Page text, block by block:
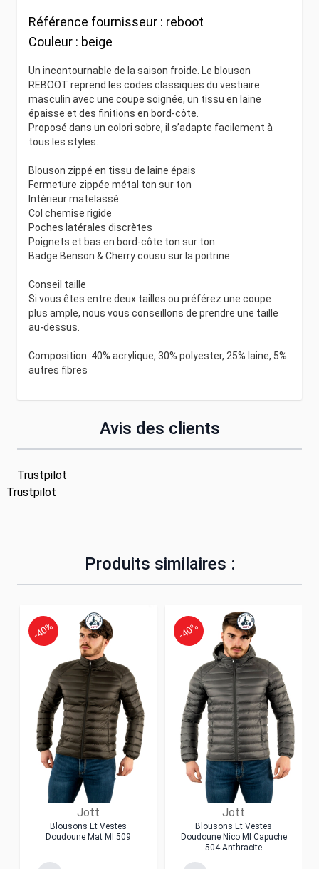
Référence fournisseur : reboot
Couleur : beige
Un incontournable de la saison froide. Le blouson
REBOOT reprend les codes classiques du vestiaire
masculin avec une coupe soignée, un tissu en laine
épaisse et des finitions en bord-côte.
Proposé dans un colori sobre, il s’adapte facilement à
tous les styles.
Blouson zippé en tissu de laine épais
Fermeture zippée métal ton sur ton
Intérieur matelassé
Col chemise rigide
Poches latérales discrètes
Poignets et bas en bord-côte ton sur ton
Badge Benson & Cherry cousu sur la poitrine
Conseil taille
Si vous êtes entre deux tailles ou préférez une coupe
plus ample, nous vous conseillons de prendre une taille
au-dessus.
Composition: 40% acrylique, 30% polyester, 25% laine, 5%
autres fibres
Avis des clients
Trustpilot
Trustpilot
Produits similaires :
Jott
Blousons Et Vestes
Doudoune Mat Ml 509
-40%
Jott
Blousons Et Vestes
Doudoune Nico Ml Capuche
504 Anthracite
-40%